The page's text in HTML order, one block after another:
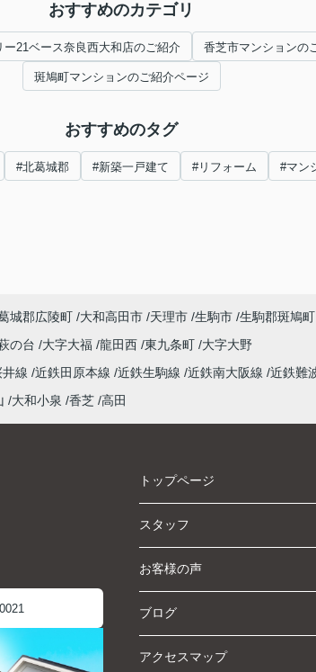
おすすめのカテゴリ
ー21ベース奈良西大和店のご紹介 香芝市マンションの
斑鳩町マンションのご紹介ページ
おすすめのタグ
#北葛城郡 #新築一戸建て #リフォーム #マン
城郡広陵町 大和高田市 天理市 生駒市 生駒郡斑鳩町
の台 大字大福 龍田西 東九条町 大字大野
井線 近鉄田原本線 近鉄生駒線 近鉄南大阪線 近鉄難
大和小泉 香芝 高田
トップページ
スタッフ
お客様の声
ブログ
アクセスマップ